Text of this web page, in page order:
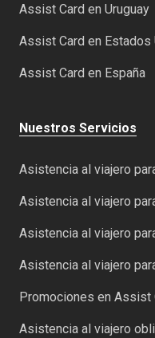
Assist Card en Uruguay
Assist Card en Estados
Assist Card en España
Nuestros Servicios
Asistencia al viajero
Asistencia al viajero para
Asistencia al viajero
Asistencia al viajero
Promociones en Assist
Asistencia al viajero